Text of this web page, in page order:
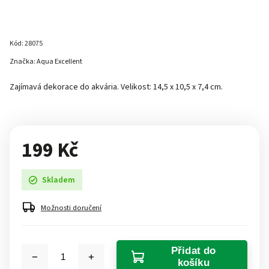
Kód:28075
Zajímavá dekorace do akvária. Velikost: 14,5 x 10,5 x 7,4 cm.
Značka:Aqua Excellent
199 Kč
Skladem
Možnosti doručení
Přidat do
košíku